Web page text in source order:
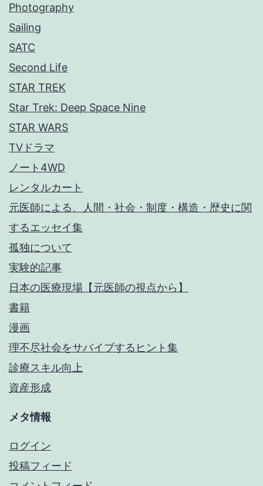
Photography
Sailing
SATC
Second Life
STAR TREK
Star Trek: Deep Space Nine
STAR WARS
TVドラマ
ノート4WD
レンタルカート
元医師による、人間・社会・制度・構造・歴史に関
するエッセイ集
孤独について
実験的記事
日本の医療現場【元医師の視点から】
書籍
漫画
理不尽社会をサバイブするヒント集
診療スキル向上
資産形成
メタ情報
ログイン
投稿フィード